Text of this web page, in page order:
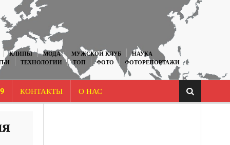
КЛИПЫ МОДА МУЖСКОЙ КЛУБ
НАУКА
ТЕХНОЛОГИИ ТОП ФОТО
ФОТОРЕПОРТАЖИ
КОНТАКТЫ О НАС